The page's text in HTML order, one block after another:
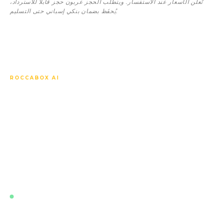
تُعلَن الأسعار عند الاستفسار. ويتطلّب الحجز عربون حجز قابلاً للاسترداد،
يُحفَظ بضمان بنكي إسباني حتى التسليم.
ROCCABOX AI